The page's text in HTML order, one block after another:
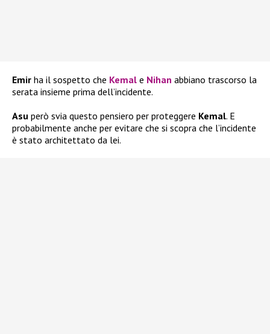
Emir ha il sospetto che Kemal e Nihan abbiano trascorso la
serata insieme prima dell’incidente.
Asu però svia questo pensiero per proteggere Kemal. E
probabilmente anche per evitare che si scopra che l’incidente
è stato architettato da lei.